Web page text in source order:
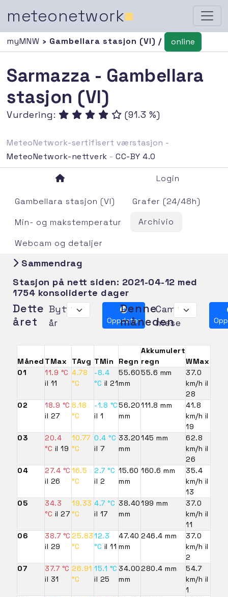
meteonetwork■
myMNW › Gambellara stasjon (VI) / online
Sarmazza - Gambellara
stasjon (VI)
Vurdering: (91.3 %)
MeteoNetwork-sertifisert værstasjon -
MeteoNetwork-nettverk -CC-BY 4.0
Login
Gambellara stasjon (VI)
Grafer (24/48h)
Min- og makstemperatur
Archivio
Webcam og detaljer
Sammendrag
Stasjon på nett siden: 2021-04-12 med
1754 konsoliderte dager
Dette
året
Bytt
år
Oppdater
Denne
måneden
Cambia
mese
Måned TMax TAvg TMin Regn
Akkumulert
regn
WMax
01
11.9 °C
il 11
4.78
°C
-8.4
°C il 21
55.60
mm
55.6 mm
37.0
km/h il
28
02
18.9 °C
il 27
8.18
°C
-1.8 °C
il 1
56.20
mm
111.8 mm
41.8
km/h il
19
03
20.4
°C il 19
10.77
°C
0.4 °C
il 7
33.20
mm
145 mm
62.8
km/h il
26
04
27.4 °C
il 26
16.5
°C
2.7 °C
il 2
15.60
mm
160.6 mm
35.4
km/h il
13
05
34.3
°C il 27
19.33
°C
4.7 °C
il 17
38.40
mm
199 mm
37.0
km/h il
11
06
38.7 °C
il 29
25.83
°C
12.3
°C il 11
47.40
mm
246.4 mm
37.0
km/h il
2
07
37.7 °C
il 31
26.91
°C
15.1 °C
il 25
34.00
mm
280.4 mm
54.7
km/h il
1